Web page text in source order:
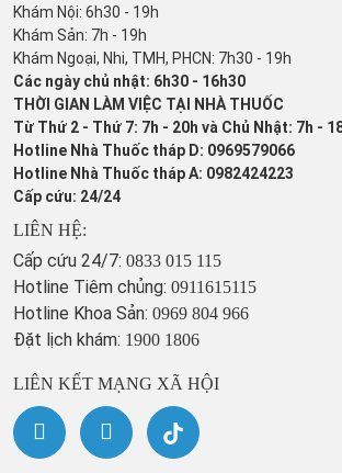
Khám Nội: 6h30 - 19h
Khám Sản: 7h - 19h
Khám Ngoại, Nhi, TMH, PHCN: 7h30 - 19h
Các ngày chủ nhật: 6h30 - 16h30
THỜI GIAN LÀM VIỆC TẠI NHÀ THUỐC
Từ Thứ 2 - Thứ 7: 7h - 20h và Chủ Nhật: 7h -
Hotline Nhà Thuốc tháp D: 0969579066
Hotline Nhà Thuốc tháp A: 0982424223
Cấp cứu: 24/24
LIÊN HỆ:
Cấp cứu 24/7: 0833 015 115
Hotline Tiêm chủng: 0911615115
Hotline Khoa Sản: 0969 804 966
Đặt lịch khám: 1900 1806
LIÊN KẾT MẠNG XÃ HỘI